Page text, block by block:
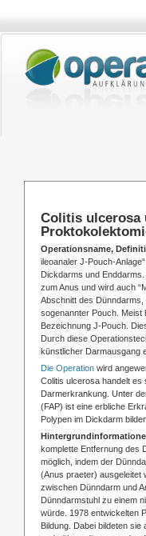
springen
Colitis ulcerosa
Operationsname,
ileoanaler J-Pouch-
Dickdarms und
zum Anus und wird auch
Abschnitt des
sogenannter Pouch. Meist
Bezeichnung J-Pouch.
Durch diese
künstlicher Darmausgang
Die Operation wird
Colitis ulcerosa handelt
Darmerkrankung. Unter
(FAP) ist eine erbliche
Polypen im Dickdarm
komplette Entfernung des
möglich, indem der
(Anus praeter) ausgeleitet
zwischen Dünndarm und
Dünndarmstuhl zu einem
würde. 1978 entwickelten
Bildung. Dabei bildeten